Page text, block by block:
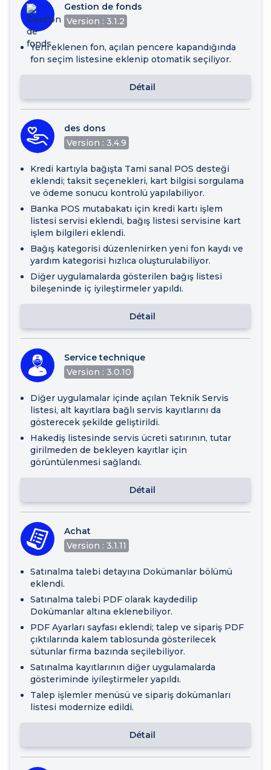
Gestion de fonds
Version : 3.1.2
Yeni eklenen fon, açılan pencere kapandığında
fon seçim listesine eklenip otomatik seçiliyor.
Détail
des dons
Version : 3.4.9
Kredi kartıyla bağışta Tami sanal POS desteği
eklendi; taksit seçenekleri, kart bilgisi sorgulama
ve ödeme sonucu kontrolü yapılabiliyor.
Banka POS mutabakatı için kredi kartı işlem
listesi servisi eklendi, bağış listesi servisine kart
işlem bilgileri eklendi.
Bağış kategorisi düzenlenirken yeni fon kaydı ve
yardım kategorisi hızlıca oluşturulabiliyor.
Diğer uygulamalarda gösterilen bağış listesi
bileşeninde iç iyileştirmeler yapıldı.
Détail
Service technique
Version : 3.0.10
Diğer uygulamalar içinde açılan Teknik Servis
listesi, alt kayıtlara bağlı servis kayıtlarını da
gösterecek şekilde geliştirildi.
Hakediş listesinde servis ücreti satırının, tutar
girilmeden de bekleyen kayıtlar için
görüntülenmesi sağlandı.
Détail
Achat
Version : 3.1.11
Satınalma talebi detayına Dokümanlar bölümü
eklendi.
Satınalma talebi PDF olarak kaydedilip
Dokümanlar altına eklenebiliyor.
PDF Ayarları sayfası eklendi; talep ve sipariş PDF
çıktılarında kalem tablosunda gösterilecek
sütunlar firma bazında seçilebiliyor.
Satınalma kayıtlarının diğer uygulamalarda
gösteriminde iyileştirmeler yapıldı.
Talep işlemler menüsü ve sipariş dokümanları
listesi modernize edildi.
Détail